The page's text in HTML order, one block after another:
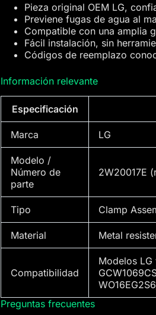
Pieza original OEM LG,
Previene fugas de agua al
Compatible con una amplia
Fácil instalación, sin
Códigos de reemplazo
Información relevante
Especificación
Marca LG
Modelo /
Número de
parte
2W20017E
Tipo Clamp
Material Metal
Compatibilidad
Modelos
Preguntas frecuentes